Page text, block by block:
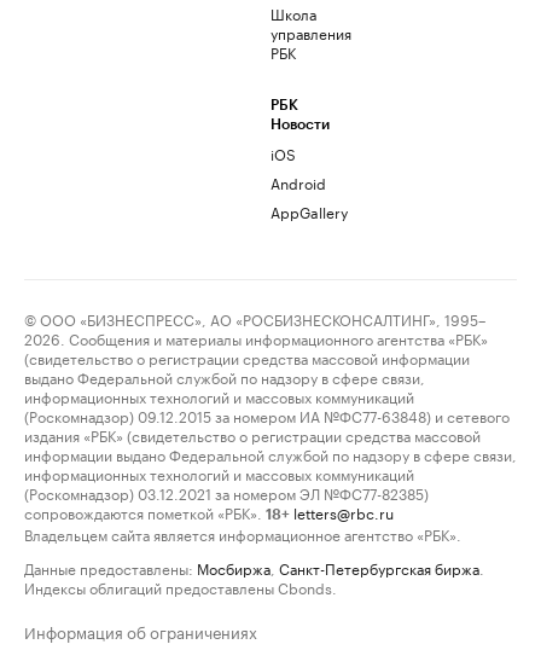
Школа
управления
РБК
РБК
Новости
iOS
Android
AppGallery
© ООО «БИЗНЕСПРЕСС», АО «РОСБИЗНЕСКОНСАЛТИНГ», 1995–
2026. Сообщения и материалы информационного агентства «РБК»
(свидетельство о регистрации средства массовой информации
выдано Федеральной службой по надзору в сфере связи,
информационных технологий и массовых коммуникаций
(Роскомнадзор) 09.12.2015 за номером ИА №ФС77-63848) и сетевого
издания «РБК» (свидетельство о регистрации средства массовой
информации выдано Федеральной службой по надзору в сфере связи,
информационных технологий и массовых коммуникаций
(Роскомнадзор) 03.12.2021 за номером ЭЛ №ФС77-82385)
сопровождаются пометкой «РБК».
18+ letters@rbc.ru
Владельцем сайта является информационное агентство «РБК».
Данные предоставлены: Мосбиржа Санкт-Петербургская биржа
Индексы облигаций предоставлены Cbonds.
Информация об ограничениях